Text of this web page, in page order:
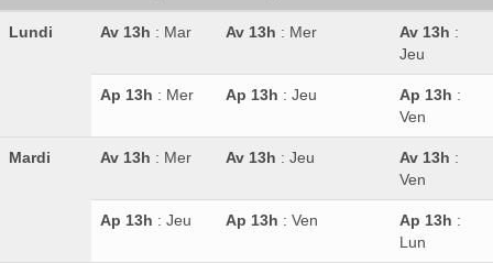
Lundi Av 13h : Mar Av 13h : Mer Av 13h :
Jeu
Ap 13h : Mer Ap 13h : Jeu Ap 13h :
Ven
Mardi Av 13h : Mer Av 13h : Jeu Av 13h :
Ven
Ap 13h : Jeu Ap 13h : Ven Ap 13h :
Lun